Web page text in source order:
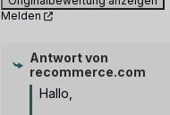
Melden
Antwort von
recommerce.com
Hallo,